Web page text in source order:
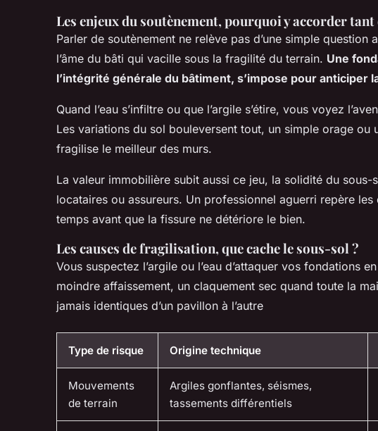
Les enjeux du soutènement, pourquoi y accorder tant
Parler de soutènement ne relève pas d’une simple question
l’âme du bâti qui vacille sous la fragilité du terrain. Une
l’intégrité générale du bâtiment, s’impose pour anticiper
Quand l’eau s’infiltre ou que l’argile s’étire, vous voyez
Les variations du sol bouleversent tout, un simple orage ou
fragilise le meilleur des murs.
La valeur immobilière subit aussi ce jeu, la solidité du sous-
locataires ou assureurs. Un professionnel aguerri repère
temps avant que la fissure ne détériore le bien.
Les causes de fragilisation, que cache le sous-sol ?
Vous suspectez l’argile ou l’eau d’attaquer vos fondations
moindre affaissement, un claquement sec quand toute la
jamais identiques d’un pavillon à l’autre
Type de risque Origine technique
Mouvements
de terrain
Argiles gonflantes, séismes,
tassements différentiels